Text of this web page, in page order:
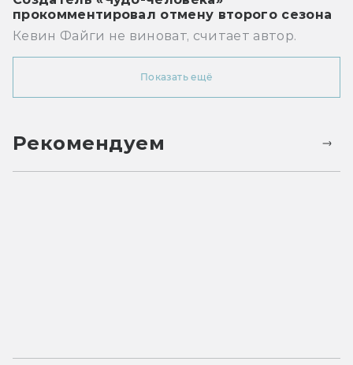
прокомментировал отмену второго сезона
Кевин Файги не виноват, считает автор.
Показать ещё
Рекомендуем